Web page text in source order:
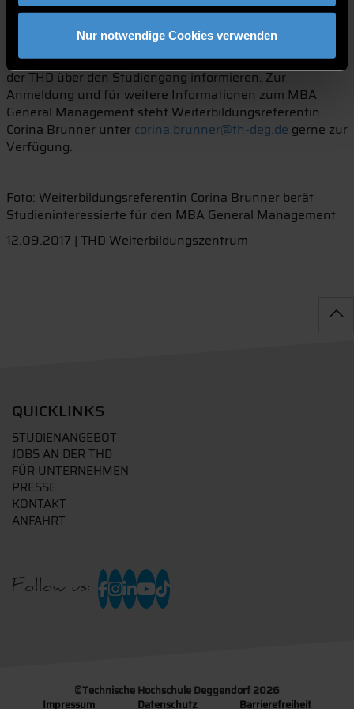
Nur notwendige Cookies verwenden
Bewerbungsphase läuft noch bis Mitte Januar 2018.
Am Donnerstag, 28. September um 18:00 Uhr können
sich Interessierte kostenlos beim Informationsabend an
der THD über den Studiengang informieren. Zur
Anmeldung und für weitere Informationen zum MBA
General Management steht Weiterbildungsreferentin
Corina Brunner unter corina.brunner@th-deg.de gerne zur
Verfügung.
Foto: Weiterbildungsreferentin Corina Brunner berät
Studieninteressierte für den MBA General Management
12.09.2017 | THD Weiterbildungszentrum
QUICKLINKS
STUDIENANGEBOT
JOBS AN DER THD
FÜR UNTERNEHMEN
PRESSE
KONTAKT
ANFAHRT
Follow us:
©Technische Hochschule Deggendorf 2026
Impressum
Datenschutz Barrierefreiheit